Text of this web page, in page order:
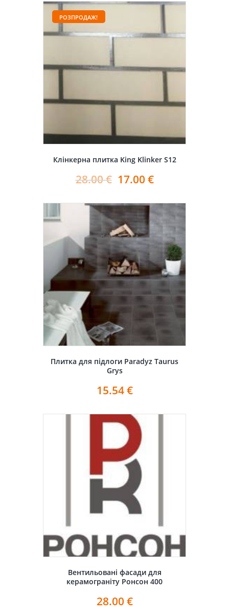
РОЗПРОДАЖ!
Клінкерна плитка King Klinker S12
28.00€ 17.00 €
Плитка для підлоги Paradyz Taurus
Grys
15.54€
Вентильовані фасади для
керамограніту Ронсон 400
28.00 €